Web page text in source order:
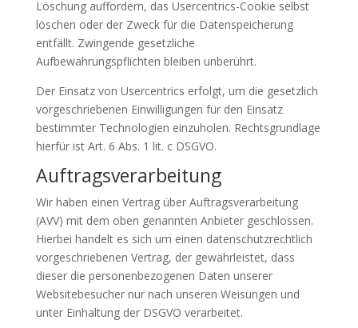
Löschung auffordern, das Usercentrics-Cookie selbst
löschen oder der Zweck für die Datenspeicherung
entfällt. Zwingende gesetzliche
Aufbewahrungspflichten bleiben unberührt.
Der Einsatz von Usercentrics erfolgt, um die gesetzlich
vorgeschriebenen Einwilligungen für den Einsatz
bestimmter Technologien einzuholen. Rechtsgrundlage
hierfür ist Art. 6 Abs. 1 lit. c DSGVO.
Auftragsverarbeitung
Wir haben einen Vertrag über Auftragsverarbeitung
(AVV) mit dem oben genannten Anbieter geschlossen.
Hierbei handelt es sich um einen datenschutzrechtlich
vorgeschriebenen Vertrag, der gewährleistet, dass
dieser die personenbezogenen Daten unserer
Websitebesucher nur nach unseren Weisungen und
unter Einhaltung der DSGVO verarbeitet.